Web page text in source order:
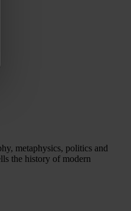
metaphysics, politics and
the history of modern